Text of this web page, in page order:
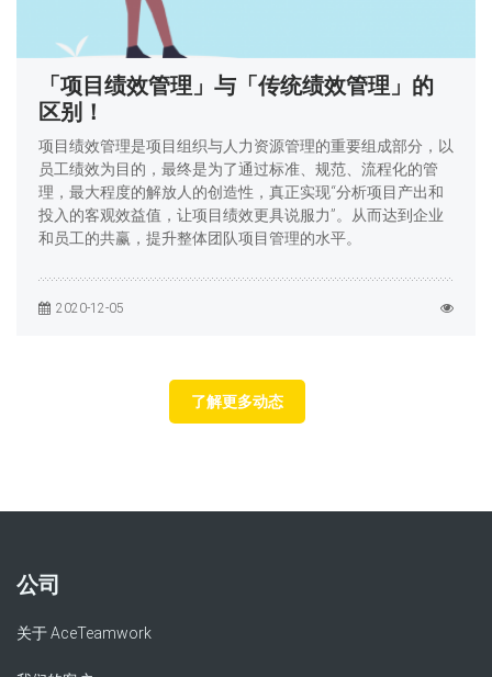
「项目绩效管理」与「传统绩效管理」的
区别！
项目绩效管理是项目组织与人力资源管理的重要组成部分，以
员工绩效为目的，最终是为了通过标准、规范、流程化的管
理，最大程度的解放人的创造性，真正实现“分析项目产出和
投入的客观效益值，让项目绩效更具说服力”。从而达到企业
和员工的共赢，提升整体团队项目管理的水平。
2020-12-05
了解更多动态
公司
关于 AceTeamwork